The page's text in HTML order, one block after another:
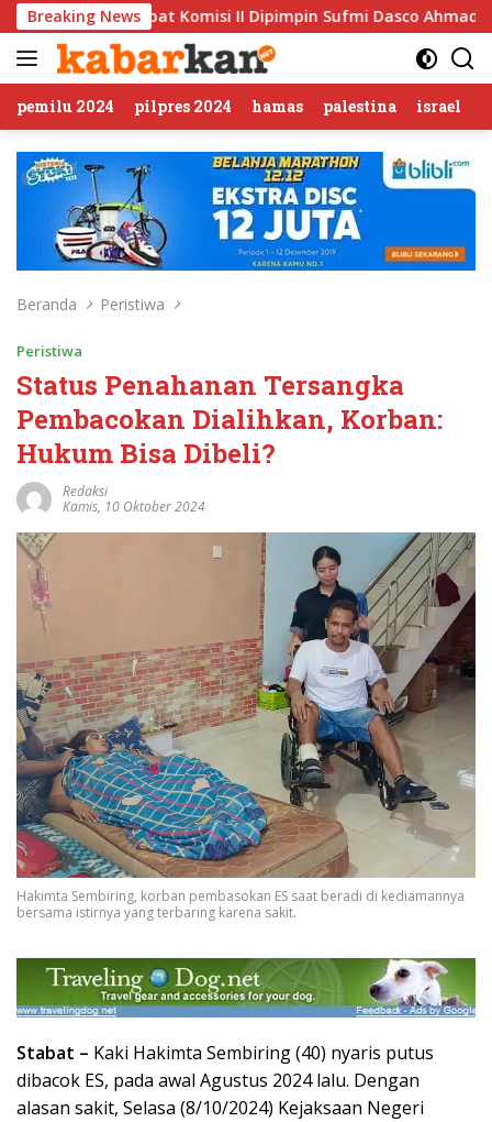
Langsung
ke
konten
Breaking News
II Dipimpin Sufmi Dasco Ahmad Jalin Silaturahmi,
pemilu 2024 pilpres 2024 hamas palestina israel
Beranda Peristiwa
Peristiwa
Status Penahanan Tersangka
Pembacokan Dialihkan, Korban:
Hukum Bisa Dibeli?
Redaksi
Kamis, 10 Oktober 2024
Hakimta Sembiring, korban pembasokan ES saat beradi di kediamannya
bersama istirnya yang terbaring karena sakit.
Stabat – Kaki Hakimta Sembiring (40) nyaris putus
dibacok ES, pada awal Agustus 2024 lalu. Dengan
alasan sakit, Selasa (8/10/2024) Kejaksaan Negeri